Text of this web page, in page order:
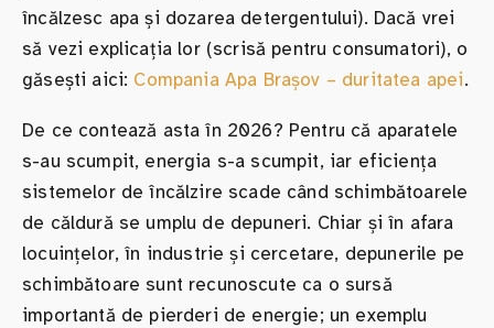
încălzesc apa și dozarea detergentului). Dacă vrei
să vezi explicația lor (scrisă pentru consumatori), o
găsești aici: Compania Apa Brașov – duritatea apei.
De ce contează asta în 2026? Pentru că aparatele
s-au scumpit, energia s-a scumpit, iar eficiența
sistemelor de încălzire scade când schimbătoarele
de căldură se umplu de depuneri. Chiar și în afara
locuințelor, în industrie și cercetare, depunerile pe
schimbătoare sunt recunoscute ca o sursă
importantă de pierderi de energie; un exemplu